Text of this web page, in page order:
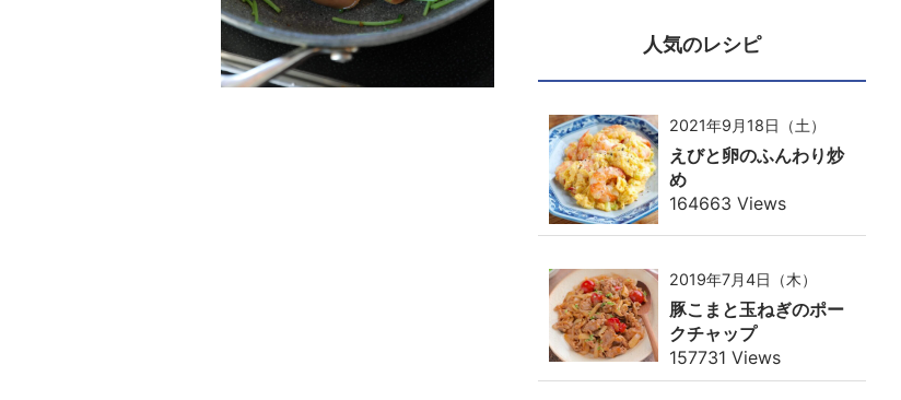
人気のレシピ
2021年9月18日（土）
えびと卵のふんわり炒
め
164663 Views
2019年7月4日（木）
豚こまと玉ねぎのポー
クチャップ
157731 Views